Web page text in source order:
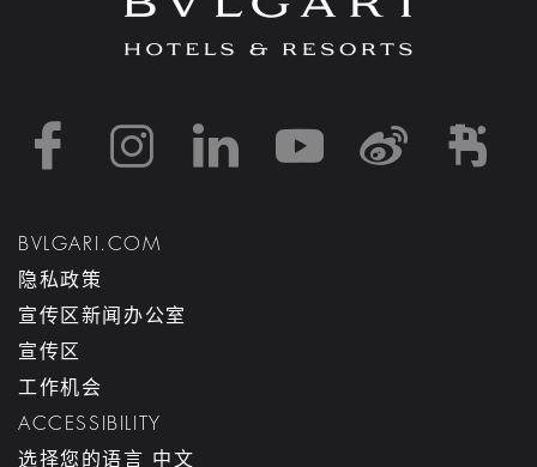
https://https://https://
https://
BVLGARI.COM
隐私政策
宣传区新闻办公室
宣传区
工作机会
ACCESSIBILITY
选择您的语言 中文